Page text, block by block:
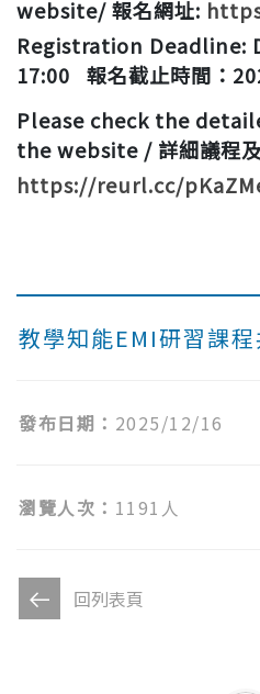
教學知能EMI研習課程
發布日期： 2025/12/16
瀏覽人次： 1191人
回列表頁
website/ 報名網址:
Registration Deadline:
17:00 報名截止時間：
Please check the
the website / 詳細議程
https://reurl.cc/